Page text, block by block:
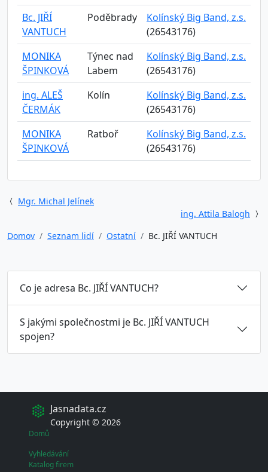
Bc. JIŘÍ
VANTUCH
Poděbrady
Kolínský Big Band, z.s.
(26543176)
MONIKA
ŠPINKOVÁ
Týnec nad
Labem
Kolínský Big Band, z.s.
(26543176)
ing. ALEŠ
ČERMÁK
Kolín
Kolínský Big Band, z.s.
(26543176)
MONIKA
ŠPINKOVÁ
Ratboř
Kolínský Big Band, z.s.
(26543176)
Mgr. Michal Jelínek
ing. Attila Balogh
Domov
Seznam lidí Ostatní Bc. JIŘÍ VANTUCH
Co je adresa Bc. JIŘÍ VANTUCH?
S jakými společnostmi je Bc. JIŘÍ VANTUCH
spojen?
Jasnadata.cz
Copyright © 2026
Domů
Vyhledávání
Katalog firem